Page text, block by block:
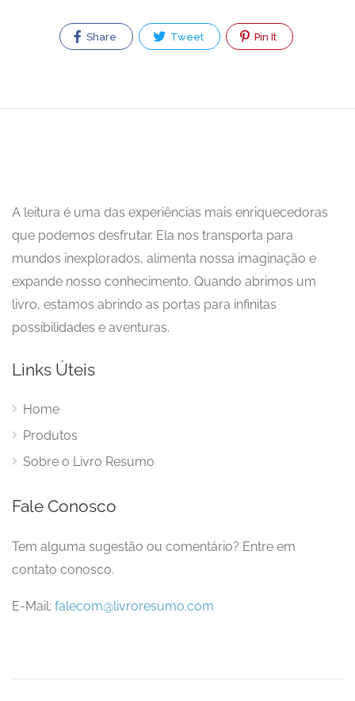
Share Tweet Pin It
A leitura é uma das experiências mais enriquecedoras
que podemos desfrutar. Ela nos transporta para
mundos inexplorados, alimenta nossa imaginação e
expande nosso conhecimento. Quando abrimos um
livro, estamos abrindo as portas para infinitas
possibilidades e aventuras.
Links Úteis
Home
Produtos
Sobre o Livro Resumo
Fale Conosco
Tem alguma sugestão ou comentário? Entre em
contato conosco.
E-Mail: falecom@livroresumo.com